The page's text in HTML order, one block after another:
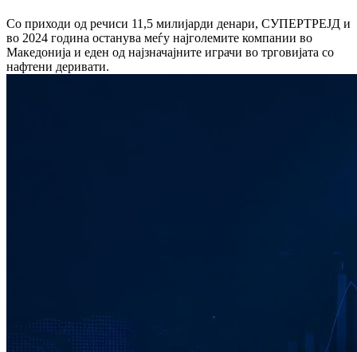
Со приходи од речиси 11,5 милијарди денари, СУПЕРТРЕЈД и
во 2024 година останува меѓу најголемите компании во
Македонија и еден од најзначајните играчи во трговијата со
нафтени деривати.